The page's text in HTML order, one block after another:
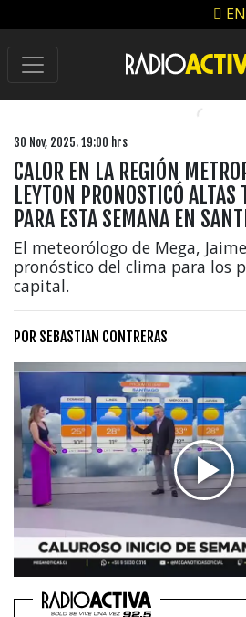
30 Nov, 2025. 19:00 hrs
CALOR EN LA REGIÓN
LEYTON PRONOSTICÓ
PARA ESTA SEMANA EN
El meteorólogo de Mega,
pronóstico del clima para los
capital.
POR SEBASTIAN CONTRERAS